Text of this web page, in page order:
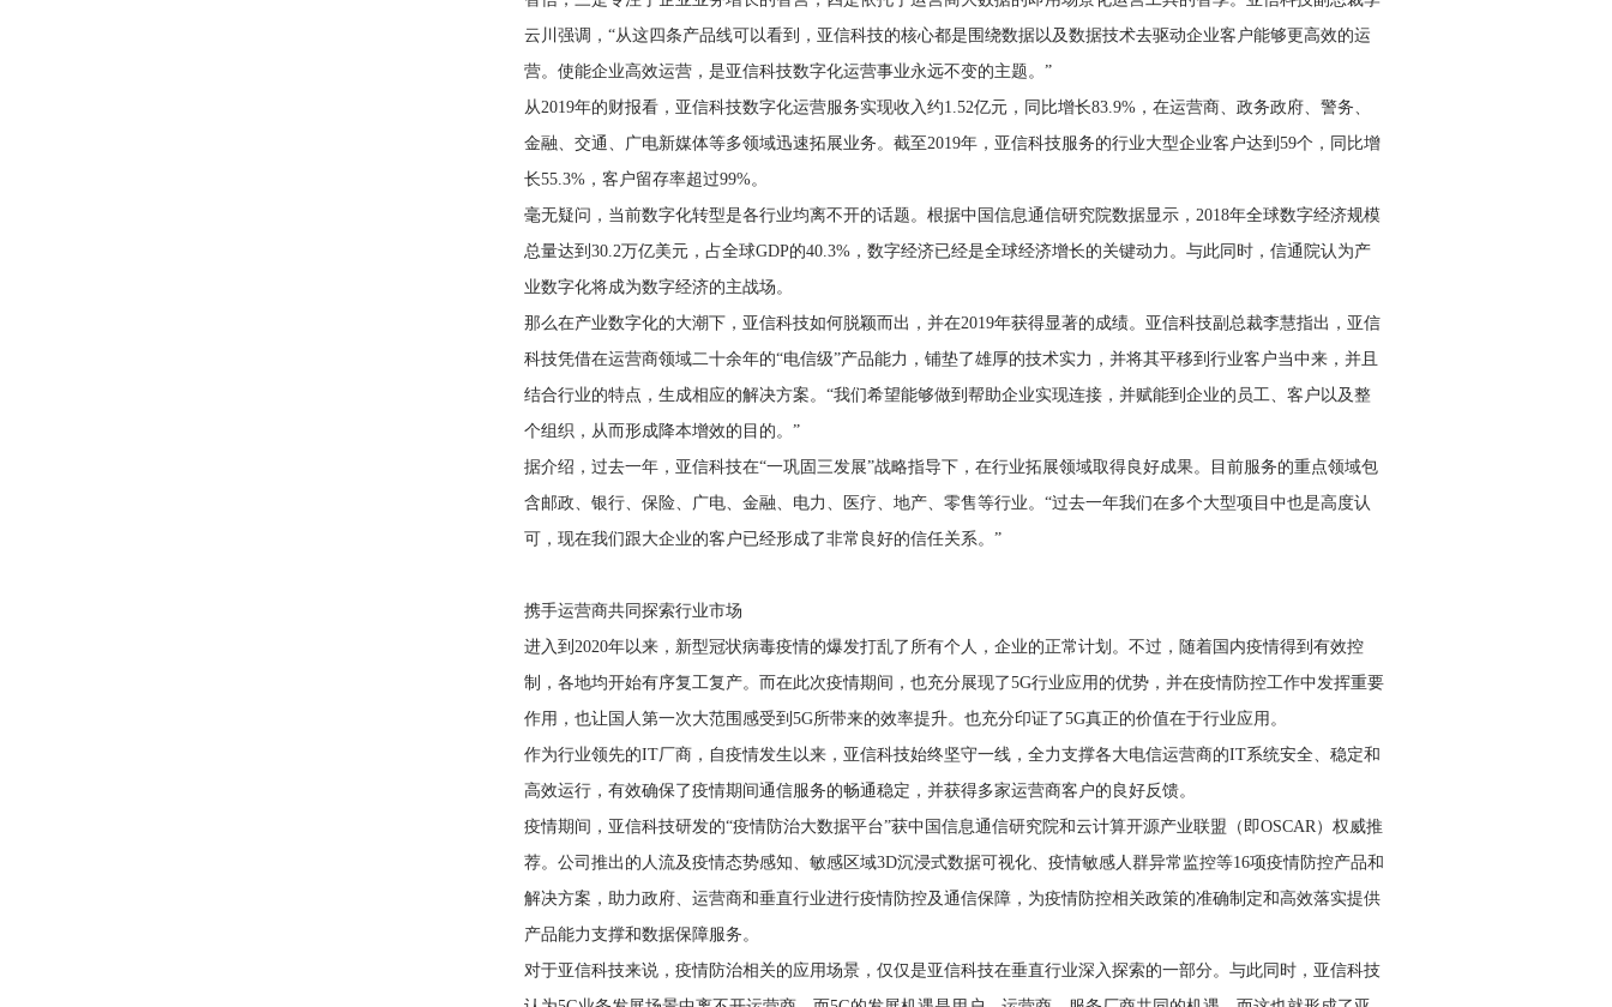
云川强调，“从这四条产品线可以看到，亚信科技的核心都是围绕数据以及数据技术去驱动企业客户能够更高效的运
营。使能企业高效运营，是亚信科技数字化运营事业永远不变的主题。”
从2019年的财报看，亚信科技数字化运营服务实现收入约1.52亿元，同比增长83.9%，在运营商、政务政府、警务、
金融、交通、广电新媒体等多领域迅速拓展业务。截至2019年，亚信科技服务的行业大型企业客户达到59个，同比增
长55.3%，客户留存率超过99%。
毫无疑问，当前数字化转型是各行业均离不开的话题。根据中国信息通信研究院数据显示，2018年全球数字经济规模
总量达到30.2万亿美元，占全球GDP的40.3%，数字经济已经是全球经济增长的关键动力。与此同时，信通院认为产
业数字化将成为数字经济的主战场。
那么在产业数字化的大潮下，亚信科技如何脱颖而出，并在2019年获得显著的成绩。亚信科技副总裁李慧指出，亚信
科技凭借在运营商领域二十余年的“电信级”产品能力，铺垫了雄厚的技术实力，并将其平移到行业客户当中来，并且
结合行业的特点，生成相应的解决方案。“我们希望能够做到帮助企业实现连接，并赋能到企业的员工、客户以及整
个组织，从而形成降本增效的目的。”
据介绍，过去一年，亚信科技在“一巩固三发展”战略指导下，在行业拓展领域取得良好成果。目前服务的重点领域包
含邮政、银行、保险、广电、金融、电力、医疗、地产、零售等行业。“过去一年我们在多个大型项目中也是高度认
可，现在我们跟大企业的客户已经形成了非常良好的信任关系。”
携手运营商共同探索行业市场
进入到2020年以来，新型冠状病毒疫情的爆发打乱了所有个人，企业的正常计划。不过，随着国内疫情得到有效控
制，各地均开始有序复工复产。而在此次疫情期间，也充分展现了5G行业应用的优势，并在疫情防控工作中发挥重要
作用，也让国人第一次大范围感受到5G所带来的效率提升。也充分印证了5G真正的价值在于行业应用。
作为行业领先的IT厂商，自疫情发生以来，亚信科技始终坚守一线，全力支撑各大电信运营商的IT系统安全、稳定和
高效运行，有效确保了疫情期间通信服务的畅通稳定，并获得多家运营商客户的良好反馈。
疫情期间，亚信科技研发的“疫情防治大数据平台”获中国信息通信研究院和云计算开源产业联盟（即OSCAR）权威推
荐。公司推出的人流及疫情态势感知、敏感区域3D沉浸式数据可视化、疫情敏感人群异常监控等16项疫情防控产品和
解决方案，助力政府、运营商和垂直行业进行疫情防控及通信保障，为疫情防控相关政策的准确制定和高效落实提供
产品能力支撑和数据保障服务。
对于亚信科技来说，疫情防治相关的应用场景，仅仅是亚信科技在垂直行业深入探索的一部分。与此同时，亚信科技